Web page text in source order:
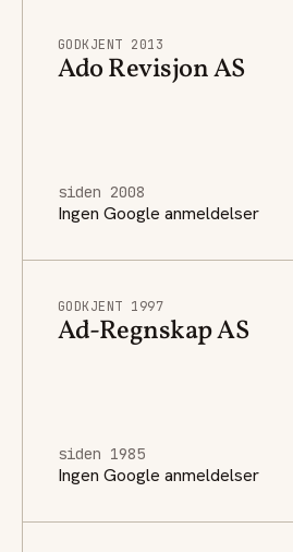
GODKJENT 2013
Ado Revisjon AS
siden 2008
Ingen Google anmeldelser
GODKJENT 1997
Ad-Regnskap AS
siden 1985
Ingen Google anmeldelser